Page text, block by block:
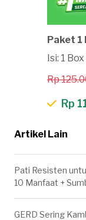
Paket 1
Isi: 1
Rp
Rp
Artikel Lain
Pati Resisten
10 Manfaat +
GERD Sering